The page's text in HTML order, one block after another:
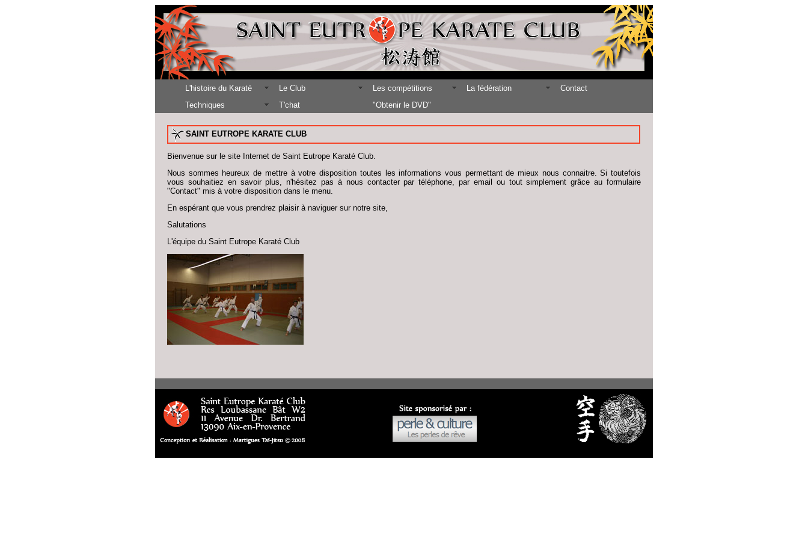
L'histoire du Karaté Le Club Les compétitions La fédération
Contact
Techniques
T'chat "Obtenir le DVD"
SAINT EUTROPE KARATE CLUB
Bienvenue sur le site Internet de Saint Eutrope Karaté Club.
Nous sommes heureux de mettre à votre disposition toutes les informations vous permettant de mieux nous connaitre. Si toutefois
vous souhaitiez en savoir plus, n'hésitez pas à nous contacter par téléphone, par email ou tout simplement grâce au formulaire
"Contact" mis à votre disposition dans le menu.
En espérant que vous prendrez plaisir à naviguer sur notre site,
Salutations
L'équipe du Saint Eutrope Karaté Club